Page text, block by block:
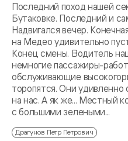
Последний поход нашей
Бутаковке. Последний и
Надвигался вечер.
на Медео удивительно
Конец смены. Водитель
немногие пассажиры-
обслуживающие
торопятся. Они удивленно
на нас. А як же... Местный
с большими зелеными...
Драгунов Петр Петрович